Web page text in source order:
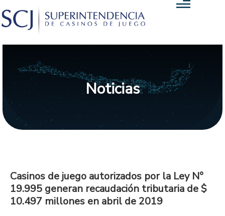
Noticias
Casinos de juego autorizados por la Ley N°
19.995 generan recaudación tributaria de $
10.497 millones en abril de 2019